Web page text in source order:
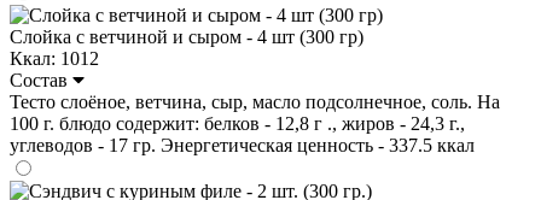
Слойка с ветчиной и сыром - 4 шт (300 гр)
Ккал: 1012
Состав
Тесто слоёное, ветчина, сыр, масло подсолнечное, соль. На
100 г. блюдо содержит: белков - 12,8 г ., жиров - 24,3 г.,
углеводов - 17 гр. Энергетическая ценность - 337.5 ккал